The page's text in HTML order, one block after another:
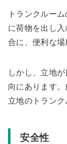
トランクルー
に荷物を出し
合に、便利な場
しかし、立地
向にあります
立地のトランク
安全性